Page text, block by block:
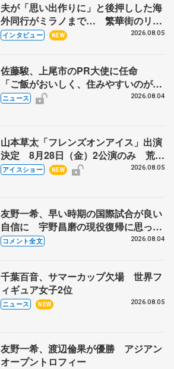
夫が「思い出作りに」と後押しした海
外同行がミラノまで… 繁華街のリン
クでは不良のお兄さんも味方に 小林
インタビュー NEW 2026.08.05
佐藤駿、上尾市のPR大使に任命
「ご飯がおいしく、住みやすいのが魅
力」
ニュース 2026.08.04
山本草太「フレンズオンアイス」出演
決定 8月28日（金）2公演のみ 荒川
静香さんプロデュース、20周年のアイ
アイスショー NEW 2026.08.05
友野一希、早い時期の国際試合が良い
自信に 宇野昌磨の現役復帰に思って
いること 【アジアンオープントロフ
コメント全文 2026.08.04
千葉百音、サマーカップ欠場 世界フ
ィギュア女子2位
ニュース NEW 2026.08.05
友野一希、渡辺倫果が優勝 アジアン
オープントロフィー